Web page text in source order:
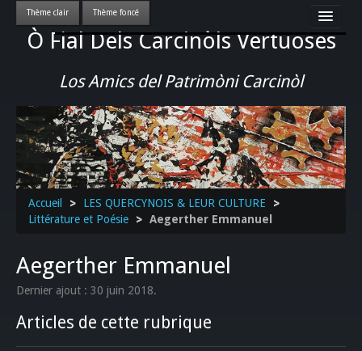
Ò Fial Dels Carcinòls Vertuoses
Los Amics del Patrimòni Carcinòl
Accueil
LES QUERCYNOIS & LEUR CULTURE
PATRIMOINE
GASTRONOMIE
ACTUALITE-CULTURE-EVENEMENTS LOCAUX
>>
Accueil > LES QUERCYNOIS & LEUR CULTURE
>
Littérature et Poésie
> Aegerther Emmanuel
Aegerther Emmanuel
Dernier ajout : 30 juin 2018.
Articles de cette rubrique